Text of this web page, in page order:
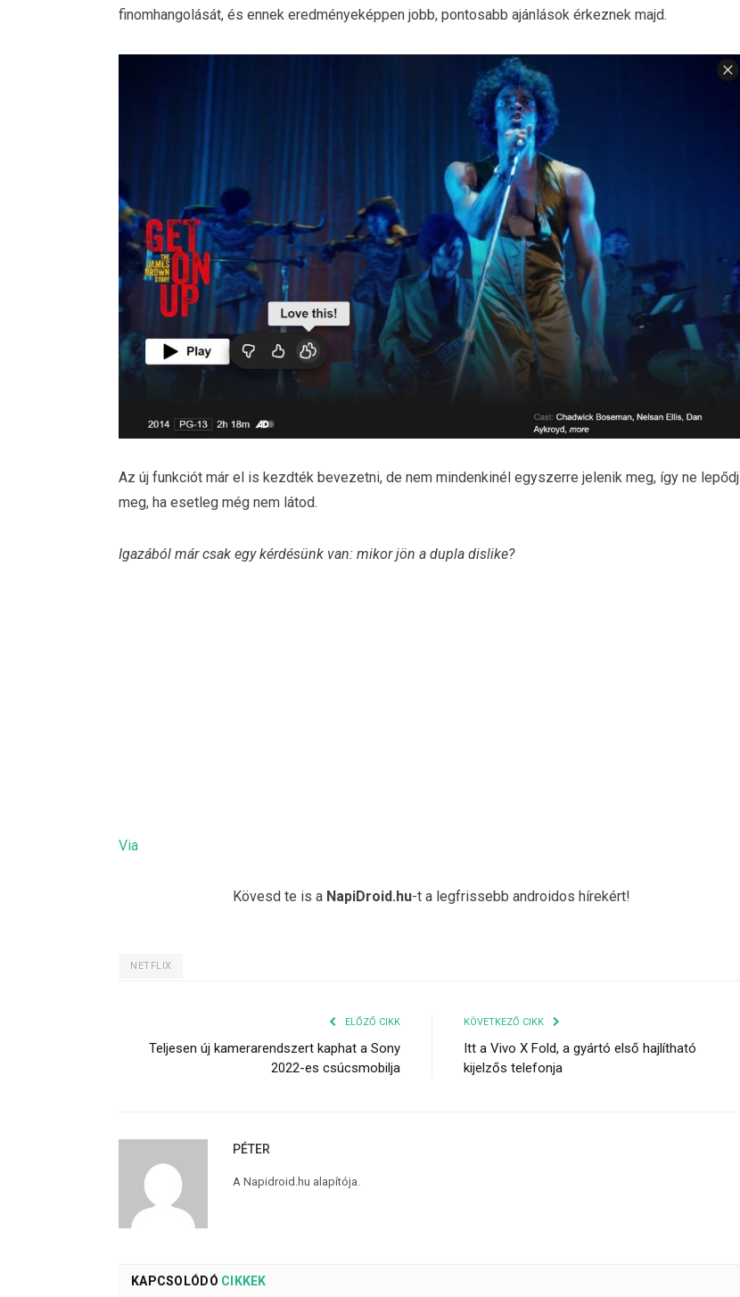
finomhangolását, és ennek eredményeképpen jobb, pontosabb ajánlások érkeznek majd.
Az új funkciót már el is kezdték bevezetni, de nem mindenkinél egyszerre jelenik meg, így ne lepődj
meg, ha esetleg még nem látod.
Igazából már csak egy kérdésünk van: mikor jön a dupla dislike?
Via
Kövesd te is a NapiDroid.hu-t a legfrissebb androidos hírekért!
NETFLIX
ELŐZŐ CIKK
Teljesen új kamerarendszert kaphat a Sony
2022-es csúcsmobilja
KÖVETKEZŐ CIKK
Itt a Vivo X Fold, a gyártó első hajlítható
kijelzős telefonja
PÉTER
A Napidroid.hu alapítója.
KAPCSOLÓDÓ CIKKEK